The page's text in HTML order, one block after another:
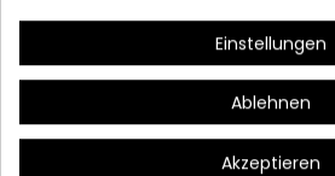
Einstellungen
Ablehnen
Akzeptieren